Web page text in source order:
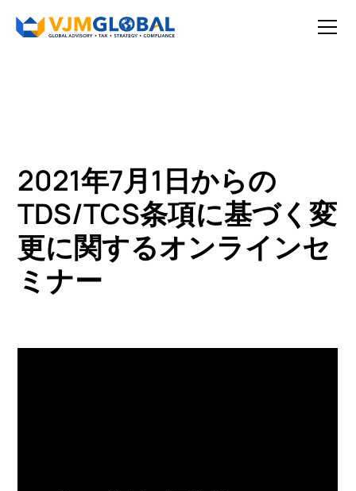
2021年7月1日からの
TDS/TCS条項に基づく変
更に関するオンラインセ
ミナー